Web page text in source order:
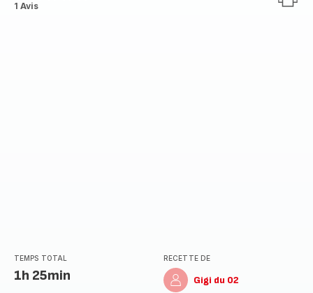
Avis
1 Avis
TEMPS TOTAL
1h 25min
RECETTE DE
Gigi du 02